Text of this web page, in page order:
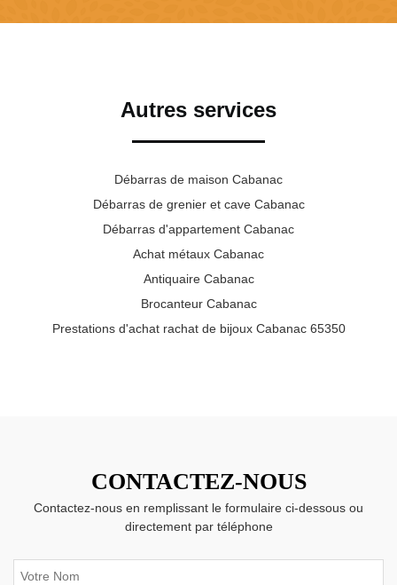
Autres services
Débarras de maison Cabanac
Débarras de grenier et cave Cabanac
Débarras d'appartement Cabanac
Achat métaux Cabanac
Antiquaire Cabanac
Brocanteur Cabanac
Prestations d'achat rachat de bijoux Cabanac 65350
CONTACTEZ-NOUS
Contactez-nous en remplissant le formulaire ci-dessous ou
directement par téléphone